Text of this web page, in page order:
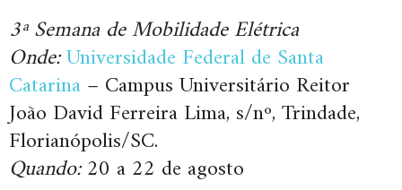
3ª Semana de Mobilidade Elétrica
Onde:Universidade Federal de Santa
Catarina– Campus Universitário Reitor
João David Ferreira Lima, s/nº, Trindade,
Florianópolis/SC.
Quando:20 a 22 de agosto